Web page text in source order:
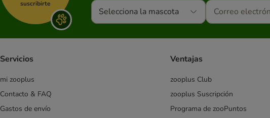
suscribirte
Selecciona la mascota
Servicios
mi zooplus
Contacto & FAQ
Gastos de envío
Ventajas
zooplus Club
zooplus Suscripción
Programa de zooPuntos